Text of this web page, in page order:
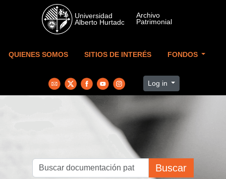
Skip to main content
QUIENES SOMOS SITIOS DE INTERÉS FONDOS
Log in
Buscar